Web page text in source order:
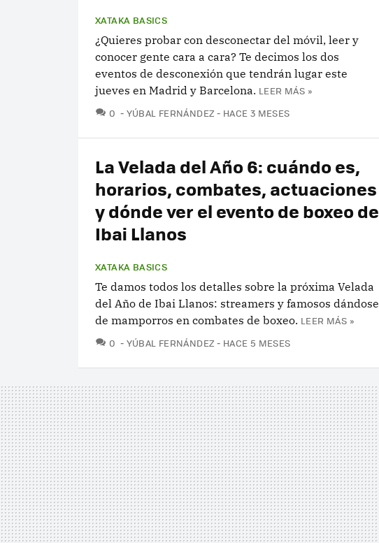
XATAKA BASICS
¿Quieres probar con desconectar del móvil, leer y
conocer gente cara a cara? Te decimos los dos
eventos de desconexión que tendrán lugar este
jueves en Madrid y Barcelona. LEER MÁS »
0 COMENTARIOS
YÚBAL FERNÁNDEZ HACE 3 MESES
La Velada del Año 6: cuándo es,
horarios, combates, actuaciones
y dónde ver el evento de boxeo de
Ibai Llanos
XATAKA BASICS
Te damos todos los detalles sobre la próxima Velada
del Año de Ibai Llanos: streamers y famosos dándose
de mamporros en combates de boxeo. LEER MÁS »
0 COMENTARIOS
YÚBAL FERNÁNDEZ HACE 5 MESES